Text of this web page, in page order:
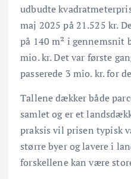
udbudte
maj 2025 på 21.525 kr.
på 140 m² i
mio. kr. Det var første
passerede 3 mio. kr. for
Tallene dækker både
samlet og er et
praksis vil prisen typisk
større byer og lavere i
forskellene kan være